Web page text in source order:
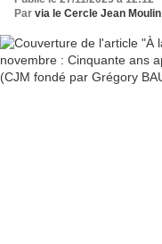
Par via le Cercle Jean Moulin